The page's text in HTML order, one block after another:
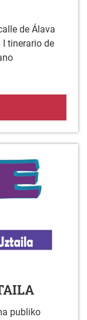
de Álava
tinerario de
publiko